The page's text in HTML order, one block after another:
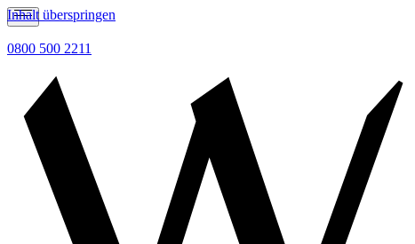
Inhalt überspringen
0800 500 2211